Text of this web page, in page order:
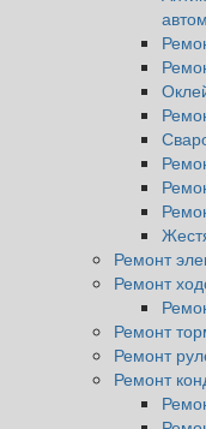
Ремонт
Ремонт
Ремонт
Ремонт
Ремонт